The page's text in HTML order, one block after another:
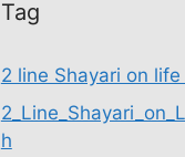
Tag
2 line Shayari on
h